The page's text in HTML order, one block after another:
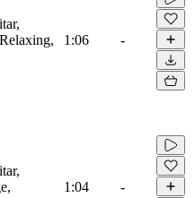
1:06 -
1:04 -